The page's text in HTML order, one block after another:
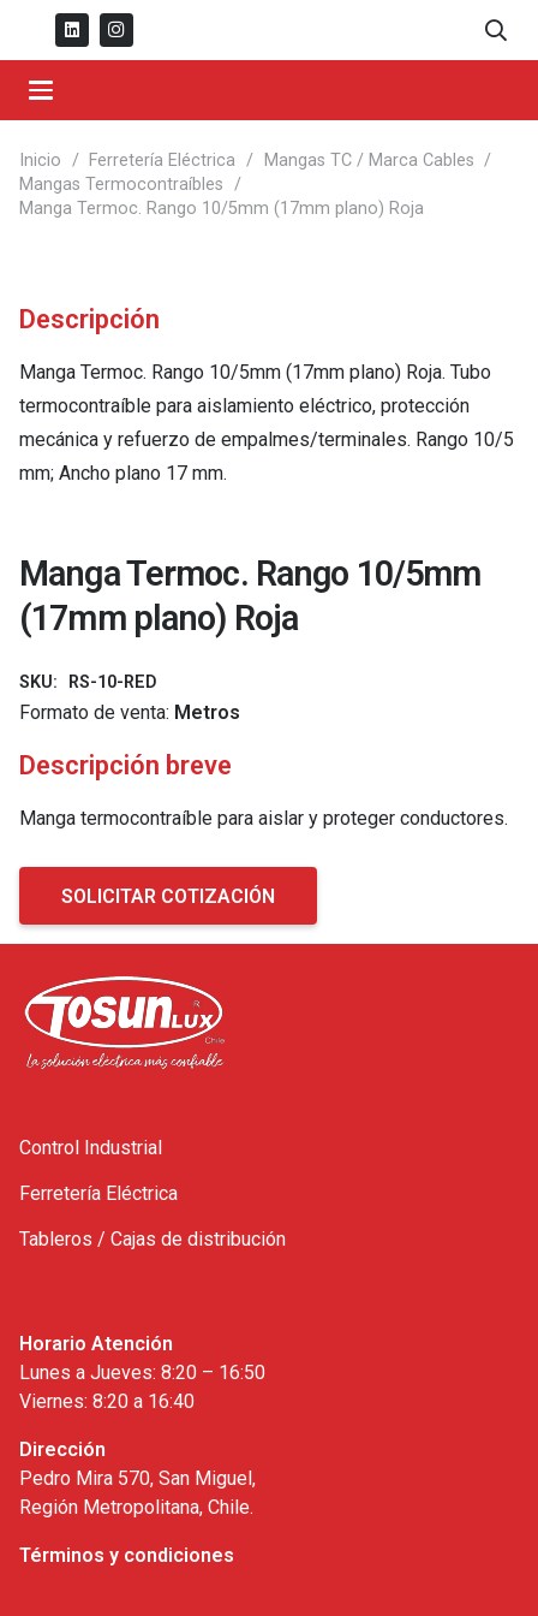
Inicio / Ferretería Eléctrica / Mangas TC / Marca Cables /
Mangas Termocontraíbles /
Manga Termoc. Rango 10/5mm (17mm plano) Roja
Descripción
Manga Termoc. Rango 10/5mm (17mm plano) Roja. Tubo
termocontraíble para aislamiento eléctrico, protección
mecánica y refuerzo de empalmes/terminales. Rango 10/5
mm; Ancho plano 17 mm.
Manga Termoc. Rango 10/5mm
(17mm plano) Roja
SKU: RS-10-RED
Formato de venta: Metros
Descripción breve
Manga termocontraíble para aislar y proteger conductores.
SOLICITAR COTIZACIÓN
Control Industrial
Ferretería Eléctrica
Tableros / Cajas de distribución
Horario Atención
Lunes a Jueves: 8:20 – 16:50
Viernes: 8:20 a 16:40
Dirección
Pedro Mira 570, San Miguel,
Región Metropolitana, Chile.
Términos y condiciones